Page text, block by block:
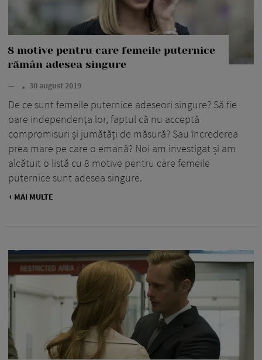
8 motive pentru care femeile puternice
rămân adesea singure
— 30 august 2019
De ce sunt femeile puternice adeseori singure? Să fie
oare independența lor, faptul că nu acceptă
compromisuri și jumătăți de măsură? Sau încrederea
prea mare pe care o emană? Noi am investigat și am
alcătuit o listă cu 8 motive pentru care femeile
puternice sunt adesea singure.
+ MAI MULTE